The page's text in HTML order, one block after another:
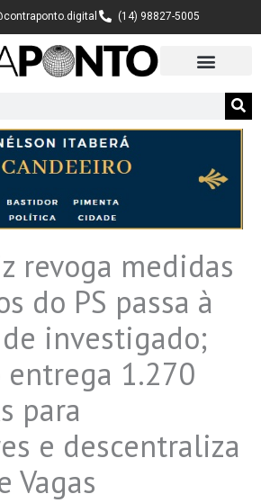
(14) 98827-5005
revoga medidas
do PS passa à
investigado;
entrega 1.270
para
e descentraliza
Vagas